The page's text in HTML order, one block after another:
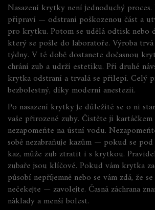
Nasazení krytky není jednoduchý
připraví — odstraní poškozenou část a
pro krytku. Potom se udělá odtisk nebo
který se pošle do laboratoře. Výroba
týdny. V té době dostanete dočasnou
chrání zub a udrží estetiku. Při druhé
krytka odstraní a trvalá se přilepí. Celý
bezbolestný, díky moderní anestezii.
Po nasazení krytky je důležité se o ni
vaše přirozené zuby. Čistěte ji
nezapomeňte na ústní vodu.
sobě nezabraňuje kazům — pokud se
kaz, může zub ztratit i s krytkou.
zubaře jsou klíčové. Pokud vám krytka
působí nepříjemně nebo se vám zdá, že se
nečekejte — zavolejte. Časná záchrana
náklady a menší bolest.